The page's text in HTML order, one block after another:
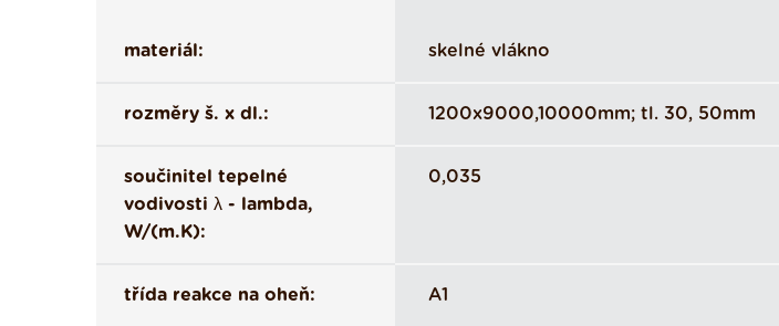
materiál: skelné vlákno
rozměry š. x dl.: 1200x9000,10000mm; tl. 30, 50mm
součinitel tepelné
vodivosti λ - lambda,
W/(m.K):
0,035
třída reakce na oheň: A1